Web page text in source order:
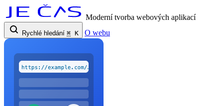
Moderní tvorba webových aplikací
Rychlé hledání ⌘ K O webu